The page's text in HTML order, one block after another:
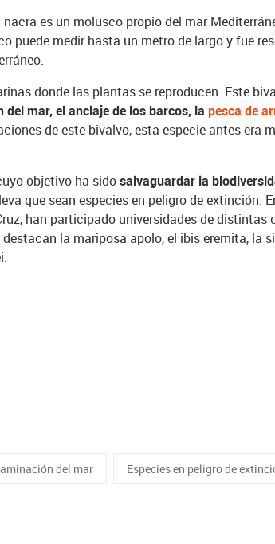
es un molusco propio del mar
puede medir hasta un metro de largo y fue
donde las plantas se reproducen. Este
del mar, el anclaje de los barcos, lapesca de
de este bivalvo, esta especie antes era
objetivo ha sidosalvaguardar la
que sean especies en peligro de extinción.
han participado universidades de
la mariposa apolo, el ibis eremita, la
del mar Especies en peligro de